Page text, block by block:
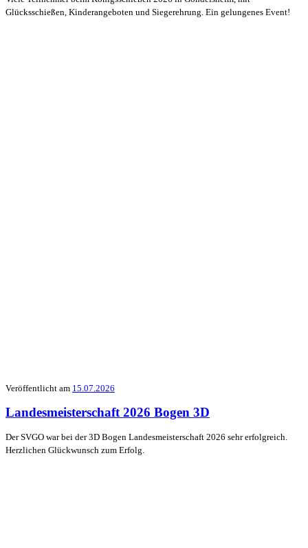
Glücksschießen, Kinderangeboten und Siegerehrung. Ein gelungenes Event!
Veröffentlicht am 15.07.2026
Landesmeisterschaft 2026 Bogen 3D
Der SVGO war bei der 3D Bogen Landesmeisterschaft 2026 sehr erfolgreich.
Herzlichen Glückwunsch zum Erfolg.